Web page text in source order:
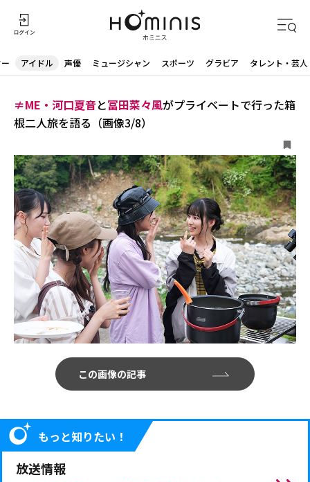
アイドル 声優 ミュージシャン スポーツ グラビア タレント・芸人
≠ME・河口夏音と冨田菜々風がプライベートで行った箱
根二人旅を語る（画像3/8）
この画像の記事
もっと知りたい！
放送情報